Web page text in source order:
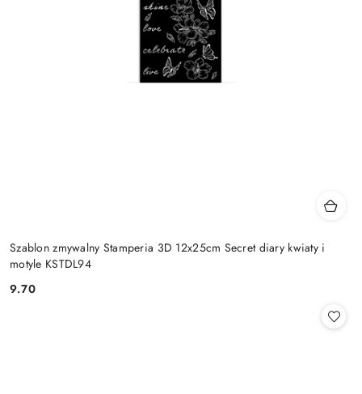
Szablon zmywalny Stamperia 3D 12x25cm Secret diary kwiaty i
motyle KSTDL94
Cena:
9.70